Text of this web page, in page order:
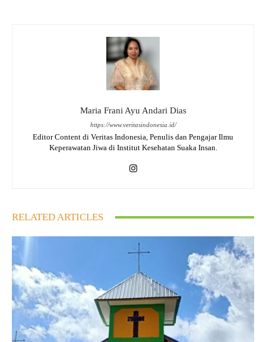
Maria Frani Ayu Andari Dias
https://www.veritasindonesia.id/
Editor Content di Veritas Indonesia, Penulis dan Pengajar Ilmu
Keperawatan Jiwa di Institut Kesehatan Suaka Insan.
RELATED ARTICLES